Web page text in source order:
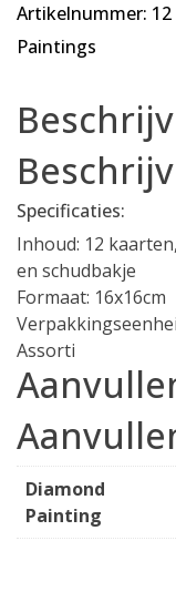
kaarten
|
ASS
aantal
Artikelnummer: 12
Paintings
Specificaties:
Inhoud: 12
en schudbakje
Formaat: 16x16cm
Assorti
Diamond
Painting